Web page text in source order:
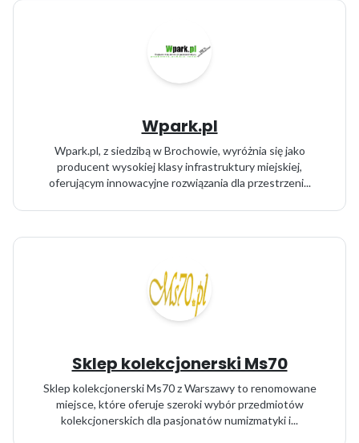
Wpark.pl
Wpark.pl, z siedzibą w Brochowie, wyróżnia się jako
producent wysokiej klasy infrastruktury miejskiej,
oferującym innowacyjne rozwiązania dla przestrzeni...
Sklep kolekcjonerski Ms70
Sklep kolekcjonerski Ms70 z Warszawy to renomowane
miejsce, które oferuje szeroki wybór przedmiotów
kolekcjonerskich dla pasjonatów numizmatyki i...